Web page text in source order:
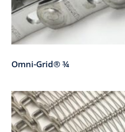
Omni-Grid® ¾